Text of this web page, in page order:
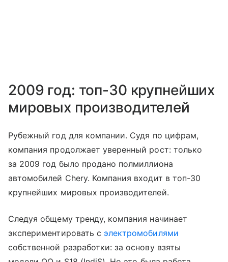
2009 год: топ-30 крупнейших
мировых производителей
Рубежный год для компании. Судя по цифрам,
компания продолжает уверенный рост: только
за 2009 год было продано полмиллиона
автомобилей Chery. Компания входит в топ-30
крупнейших мировых производителей.
Следуя общему тренду, компания начинает
экспериментировать с электромобилями
собственной разработки: за основу взяты